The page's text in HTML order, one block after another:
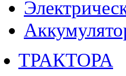
ТРАКТОРА